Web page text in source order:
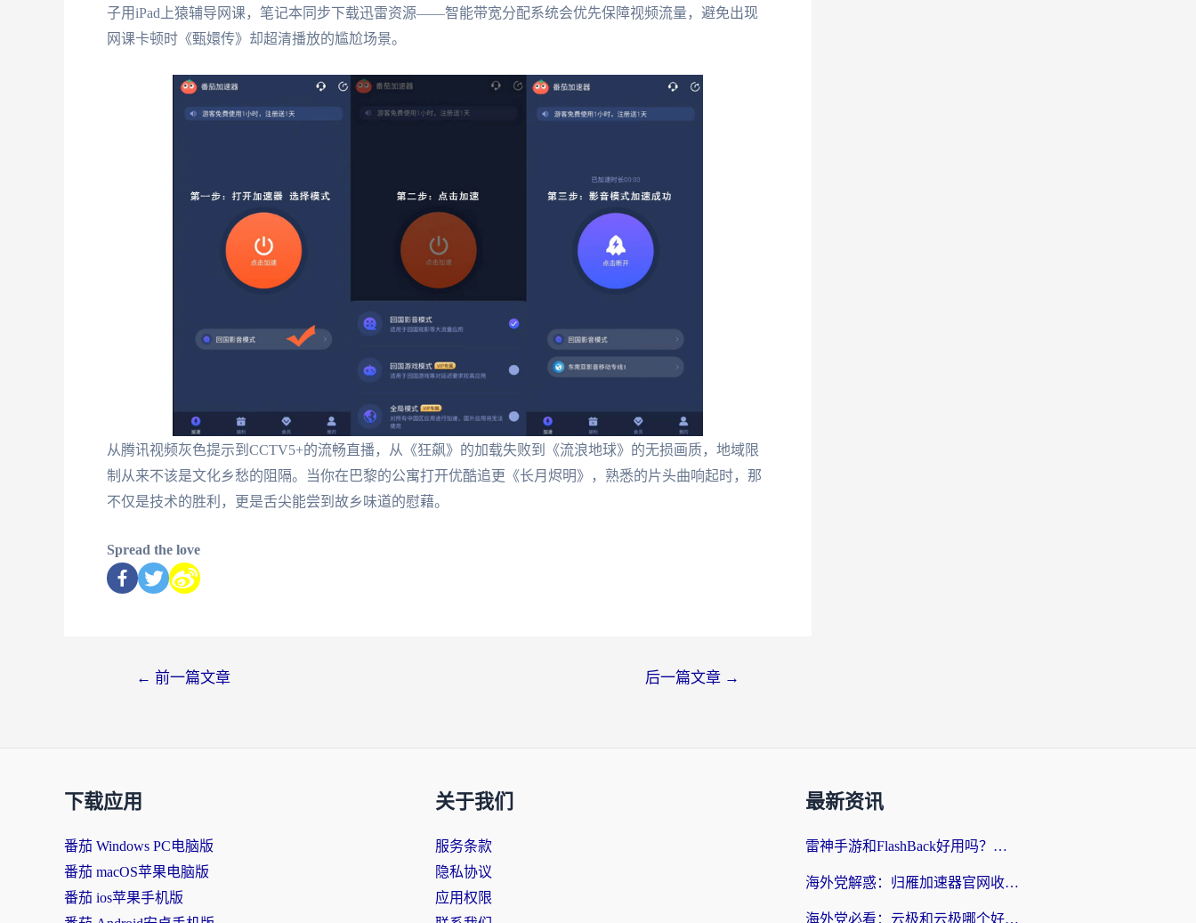
子用iPad上猿辅导网课，笔记本同步下载迅雷资源——智能带宽分配系统会优先保障视频流量，避免出现
网课卡顿时《甄嬛传》却超清播放的尴尬场景。
从腾讯视频灰色提示到CCTV5+的流畅直播，从《狂飙》的加载失败到《流浪地球》的无损画质，地域限
制从来不该是文化乡愁的阻隔。当你在巴黎的公寓打开优酷追更《长月烬明》，熟悉的片头曲响起时，那
不仅是技术的胜利，更是舌尖能尝到故乡味道的慰藉。
Spread the love
← 前一篇文章 后一篇文章 →
下载应用
番茄 Windows PC电脑版
番茄 macOS苹果电脑版
番茄 ios苹果手机版
关于我们
服务条款
隐私协议
应用权限
最新资讯
雷神手游和FlashBack好用吗？海外党亲测指南，避开破解版坑轻松访问国内资源
海外党解惑：归雁加速器官网收费吗？+3个回国加速问题的真实答案
海外党必看：云极和云极哪个好？3分钟选对回国加速器，无缝访问国内资源